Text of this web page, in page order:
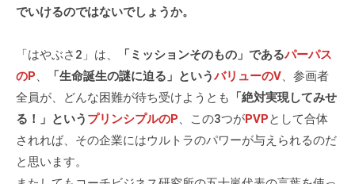
でいけるのではないでしょうか。
「はやぶさ2」は、 「ミッションそのもの」であるパーパス
のP、 「生命誕生の謎に迫る」というバリューのV、参画者
全員が、どんな困難が待ち受けようとも
「絶対実現してみせ
る！」という プリンシプルのP、この3つがPVPとして合体
されれば、その企業にはウルトラのパワーが与えられるのだ
と思います。